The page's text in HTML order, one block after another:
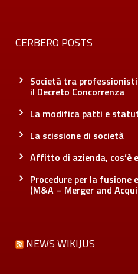
CERBERO POSTS
Società tra
il Decreto Concorrenza
La modifica patti e
La scissione di società
Affitto di azienda, cos’è
Procedure per la fusione
(M&A – Merger and
NEWS WIKIJUS